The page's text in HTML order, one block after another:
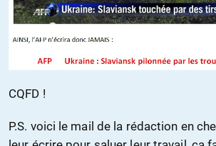
CQFD !
P.S. voici le mail de la rédaction en